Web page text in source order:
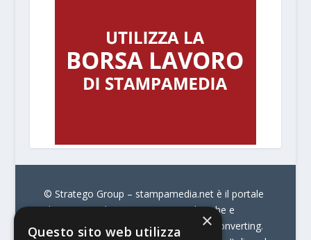
© Stratego Group – stampamedia.net è il portale
che racconta le innovazioni tecnologiche e
l’attualità delle aziende di stampa e di converting.
×
Questo sito web utilizza